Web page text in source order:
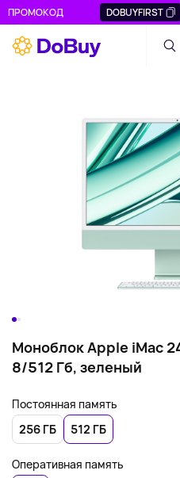
ПРОМОКОД DOBUYFIRST
Моноблок Apple iMac
8/512 Гб, зеленый
Постоянная память
256 ГБ
512 ГБ
Оперативная память